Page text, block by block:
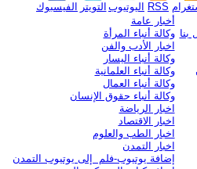
الفيسبوك التويتر اليوتيوب RSS
بنا
أخبار عامة
وكالة أنباء المرأة
اخبار الأدب والفن
وكالة أنباء اليسار
وكالة أنباء العلمانية
وكالة أنباء العمال
وكالة أنباء حقوق الإنسان
اخبار الرياضة
اخبار الاقتصاد
اخبار الطب والعلوم
اخبار التمدن
إضافة يوتيوب-فلم إلى يوتيوب التمدن